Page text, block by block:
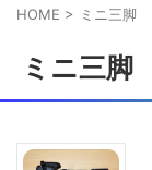
HOME > ミニ三脚
ミニ三脚